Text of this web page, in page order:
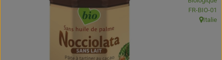
Accessoires et divers
Cosmétique et hygiène
, Autorité
FR-BIO-01
,
Italie